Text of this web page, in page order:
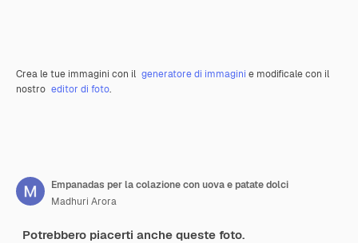
Crea le tue immagini con il generatore di immagini e modificale con il
nostro editor di foto.
Empanadas per la colazione con uova e patate dolci
Madhuri Arora
Potrebbero piacerti anche queste foto.